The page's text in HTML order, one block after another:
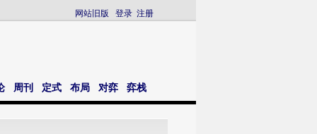
网站旧版 登录 注册
周刊 定式 布局 对弈 弈栈